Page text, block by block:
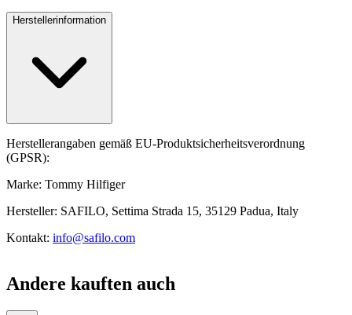
Herstellerinformation
Herstellerangaben gemäß EU-Produktsicherheitsverordnung
(GPSR):
Marke: Tommy Hilfiger
Hersteller: SAFILO, Settima Strada 15, 35129 Padua, Italy
Kontakt: info@safilo.com
Andere kauften auch